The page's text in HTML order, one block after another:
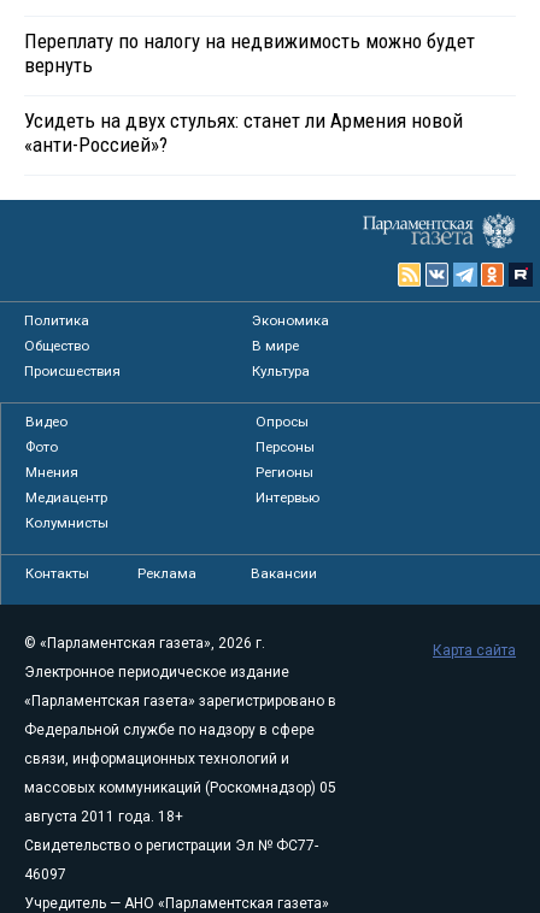
Переплату по налогу на недвижимость можно будет
вернуть
Усидеть на двух стульях: станет ли Армения новой
«анти-Россией»?
Политика
Экономика
Общество
В мире
Происшествия
Культура
Видео
Опросы
Фото
Персоны
Мнения
Регионы
Медиацентр
Интервью
Колумнисты
Контакты Реклама Вакансии
© «Парламентская газета», 2026 г.
Электронное периодическое издание
«Парламентская газета» зарегистрировано в
Федеральной службе по надзору в сфере
связи, информационных технологий и
массовых коммуникаций (Роскомнадзор) 05
августа 2011 года. 18+
Свидетельство о регистрации Эл № ФС77-
46097
Учредитель — АНО «Парламентская газета»
Карта сайта